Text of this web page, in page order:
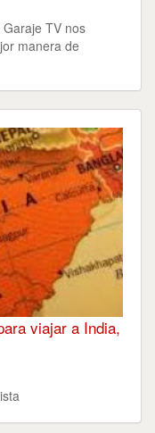
TV nos
manera de
viajar a India,